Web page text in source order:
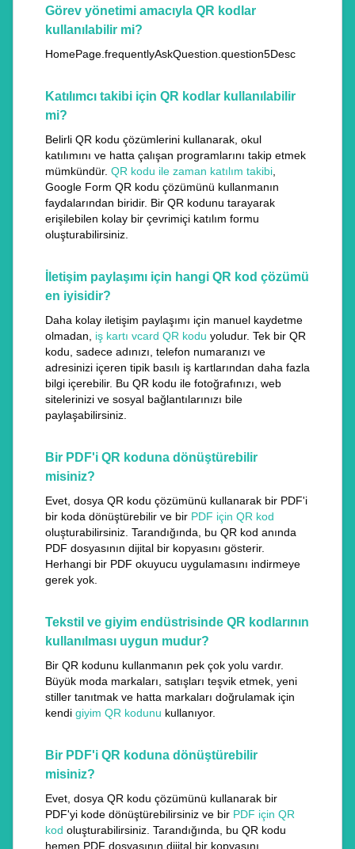
Görev yönetimi amacıyla QR kodlar
kullanılabilir mi?
HomePage.frequentlyAskQuestion.question5Desc
Katılımcı takibi için QR kodlar kullanılabilir
mi?
Belirli QR kodu çözümlerini kullanarak, okul
katılımını ve hatta çalışan programlarını takip etmek
mümkündür. QR kodu ile zaman katılım takibi
Google Form QR kodu çözümünü kullanmanın
faydalarından biridir. Bir QR kodunu tarayarak
erişilebilen kolay bir çevrimiçi katılım formu
oluşturabilirsiniz.
İletişim paylaşımı için hangi QR kod çözümü
en iyisidir?
Daha kolay iletişim paylaşımı için manuel kaydetme
olmadan, iş kartı vcard QR kodu yoludur. Tek bir QR
kodu, sadece adınızı, telefon numaranızı ve
adresinizi içeren tipik basılı iş kartlarından daha fazla
bilgi içerebilir. Bu QR kodu ile fotoğrafınızı, web
sitelerinizi ve sosyal bağlantılarınızı bile
paylaşabilirsiniz.
Bir PDF'i QR koduna dönüştürebilir
misiniz?
Evet, dosya QR kodu çözümünü kullanarak bir PDF'i
bir koda dönüştürebilir ve bir PDF için QR kod
oluşturabilirsiniz. Tarandığında, bu QR kod anında
PDF dosyasının dijital bir kopyasını gösterir.
Herhangi bir PDF okuyucu uygulamasını indirmeye
gerek yok.
Tekstil ve giyim endüstrisinde QR kodlarının
kullanılması uygun mudur?
Bir QR kodunu kullanmanın pek çok yolu vardır.
Büyük moda markaları, satışları teşvik etmek, yeni
stiller tanıtmak ve hatta markaları doğrulamak için
kendi giyim QR kodunu kullanıyor.
Bir PDF'i QR koduna dönüştürebilir
misiniz?
Evet, dosya QR kodu çözümünü kullanarak bir
PDF'yi kode dönüştürebilirsiniz ve bir PDF için QR
kod oluşturabilirsiniz. Tarandığında, bu QR kodu
hemen PDF dosyasının dijital bir kopyasını